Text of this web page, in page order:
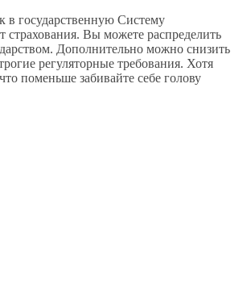
в государственную Систему
Вы можете распределить
Дополнительно можно снизить
регуляторные требования. Хотя
поменьше забивайте себе голову